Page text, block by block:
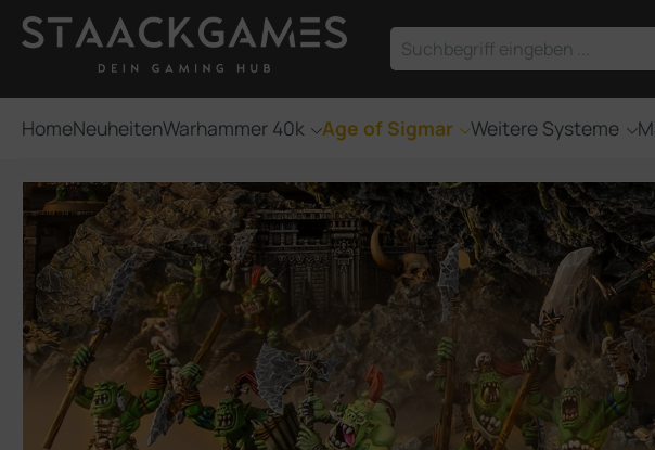
Hauptinhalt springen
Zur Suche springen
HomeNeuheitenWarhammer 40k Age of Sigmar Weitere Systeme